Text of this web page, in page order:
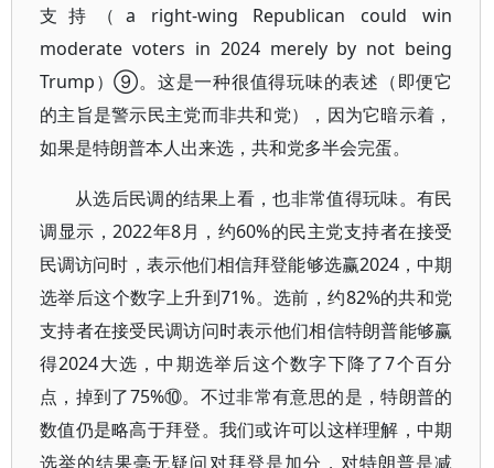
支持（a right-wing Republican could win
moderate voters in 2024 merely by not being
Trump）⑨。这是一种很值得玩味的表述（即便它
的主旨是警示民主党而非共和党），因为它暗示着，
如果是特朗普本人出来选，共和党多半会完蛋。
从选后民调的结果上看，也非常值得玩味。有民
调显示，2022年8月，约60%的民主党支持者在接受
民调访问时，表示他们相信拜登能够选赢2024，中期
选举后这个数字上升到71%。选前，约82%的共和党
支持者在接受民调访问时表示他们相信特朗普能够赢
得2024大选，中期选举后这个数字下降了7个百分
点，掉到了75%⑩。不过非常有意思的是，特朗普的
数值仍是略高于拜登。我们或许可以这样理解，中期
选举的结果毫无疑问对拜登是加分，对特朗普是减